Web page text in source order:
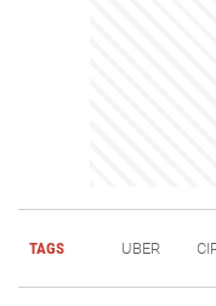
TAGS UBER